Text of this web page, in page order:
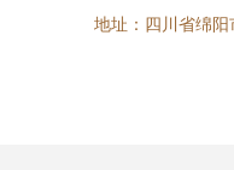
地址：四川省绵